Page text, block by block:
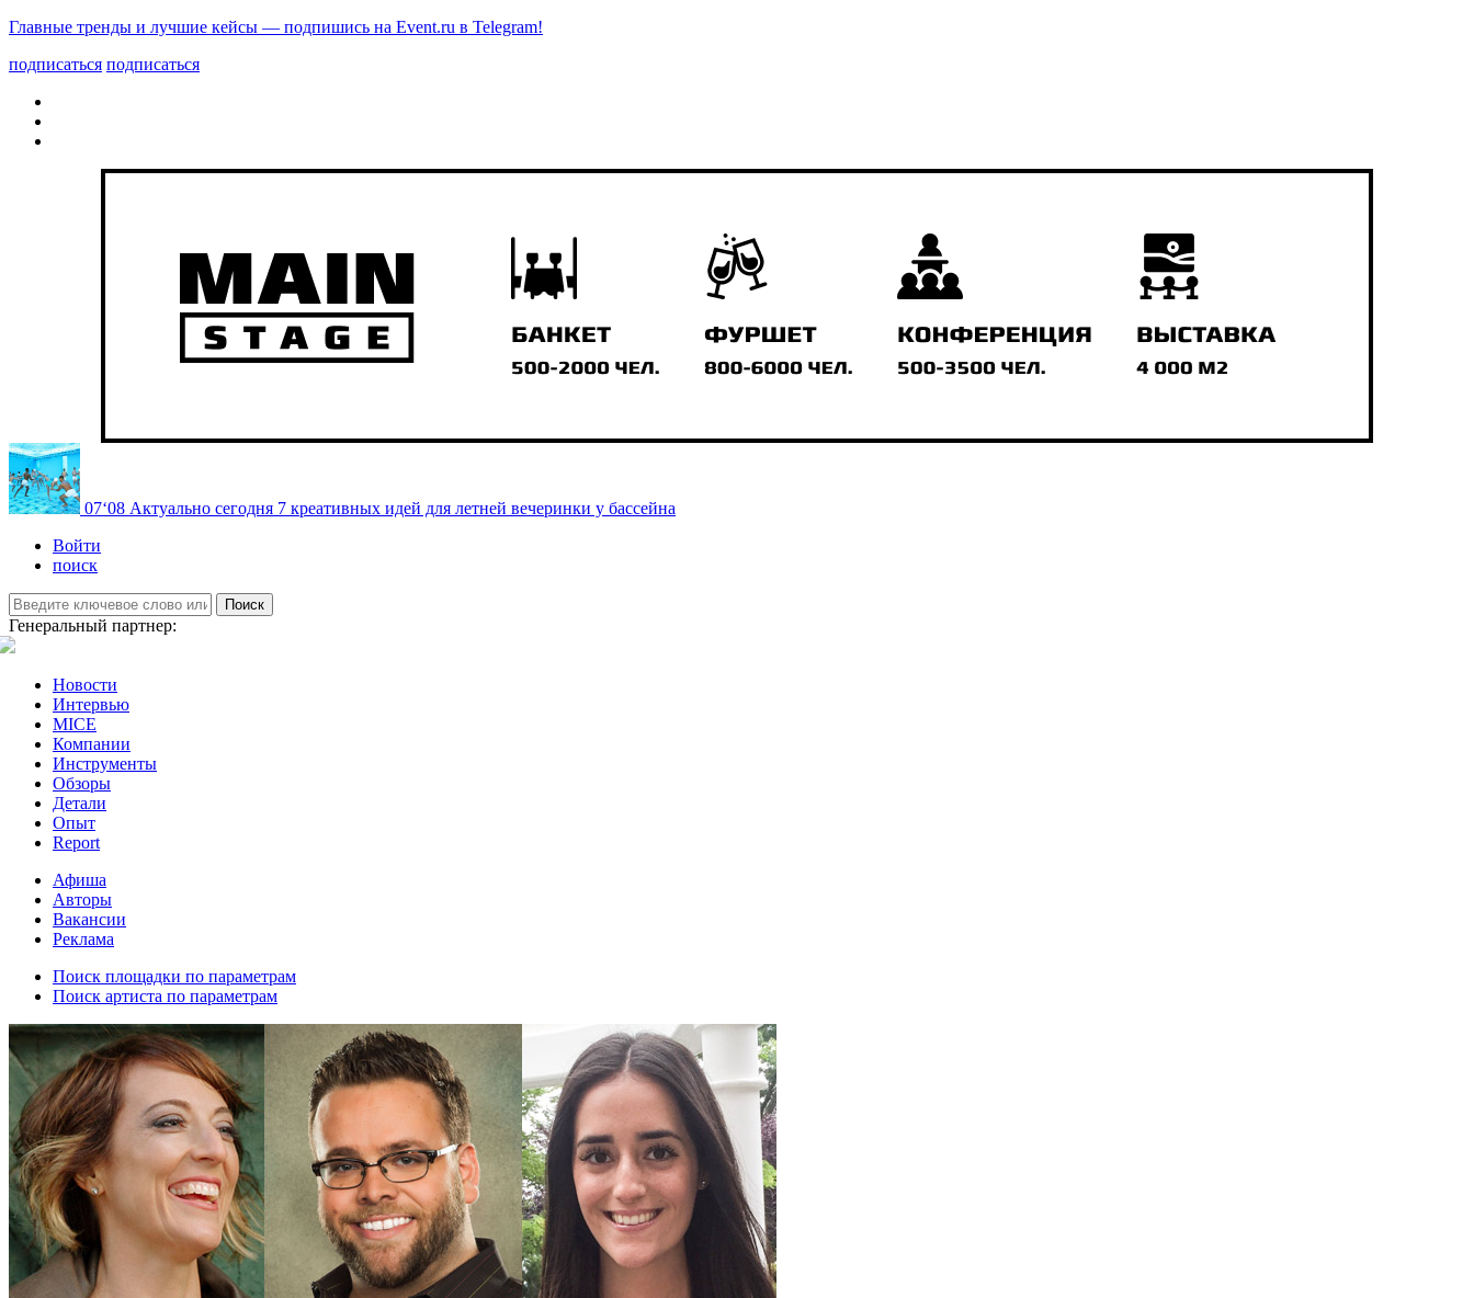
Главные тренды и лучшие кейсы — подпишись на Event.ru в Telegram!
подписаться подписаться
07‘08 Актуально сегодня 7 креативных идей для летней вечеринки у бассейна
Войти
поиск
Поиск
Генеральный партнер:
Новости
Интервью
MICE
Компании
Инструменты
Обзоры
Детали
Опыт
Report
Афиша
Авторы
Вакансии
Реклама
Поиск площадки по параметрам
Поиск артиста по параметрам